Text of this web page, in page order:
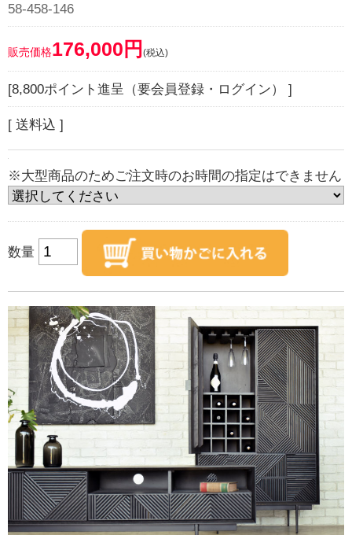
58-458-146
販売価格176,000円 (税込)
[8,800ポイント進呈（要会員登録・ログイン） ]
[ 送料込 ]
※大型商品のためご注文時のお時間の指定はできません
数量